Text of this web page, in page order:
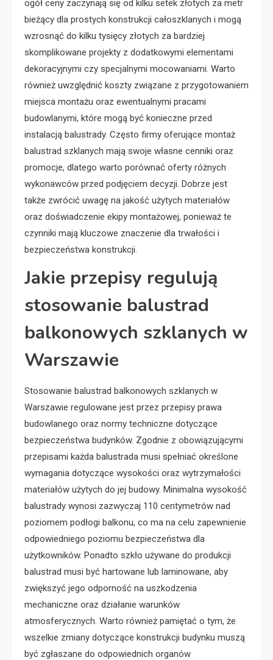
ogół ceny zaczynają się od kilku setek złotych za metr
bieżący dla prostych konstrukcji całoszklanych i mogą
wzrosnąć do kilku tysięcy złotych za bardziej
skomplikowane projekty z dodatkowymi elementami
dekoracyjnymi czy specjalnymi mocowaniami. Warto
również uwzględnić koszty związane z przygotowaniem
miejsca montażu oraz ewentualnymi pracami
budowlanymi, które mogą być konieczne przed
instalacją balustrady. Często firmy oferujące montaż
balustrad szklanych mają swoje własne cenniki oraz
promocje, dlatego warto porównać oferty różnych
wykonawców przed podjęciem decyzji. Dobrze jest
także zwrócić uwagę na jakość użytych materiałów
oraz doświadczenie ekipy montażowej, ponieważ te
czynniki mają kluczowe znaczenie dla trwałości i
bezpieczeństwa konstrukcji.
Jakie przepisy regulują
stosowanie balustrad
balkonowych szklanych w
Warszawie
Stosowanie balustrad balkonowych szklanych w
Warszawie regulowane jest przez przepisy prawa
budowlanego oraz normy techniczne dotyczące
bezpieczeństwa budynków. Zgodnie z obowiązującymi
przepisami każda balustrada musi spełniać określone
wymagania dotyczące wysokości oraz wytrzymałości
materiałów użytych do jej budowy. Minimalna wysokość
balustrady wynosi zazwyczaj 110 centymetrów nad
poziomem podłogi balkonu, co ma na celu zapewnienie
odpowiedniego poziomu bezpieczeństwa dla
użytkowników. Ponadto szkło używane do produkcji
balustrad musi być hartowane lub laminowane, aby
zwiększyć jego odporność na uszkodzenia
mechaniczne oraz działanie warunków
atmosferycznych. Warto również pamiętać o tym, że
wszelkie zmiany dotyczące konstrukcji budynku muszą
być zgłaszane do odpowiednich organów